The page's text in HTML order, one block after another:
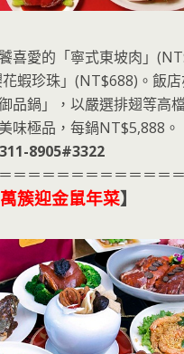
喜愛的「寧式東坡肉」
蝦珍珠」(NT$688)。飯
品鍋」，以嚴選排翅等高
味極品，每鍋NT$5,888。
8905#3322
＝＝＝＝＝＝＝＝＝＝＝
簇迎金鼠年菜】